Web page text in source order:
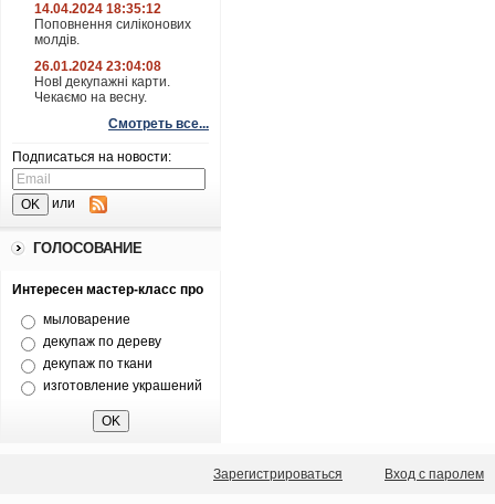
14.04.2024 18:35:12
Поповнення силіконових
молдів.
26.01.2024 23:04:08
НовІ декупажні карти.
Чекаємо на весну.
Смотреть все...
Подписаться на новости:
или
ГОЛОСОВАНИЕ
Интересен мастер-класс про
мыловарение
декупаж по дереву
декупаж по ткани
изготовление украшений
Зарегистрироваться Вход с паролем